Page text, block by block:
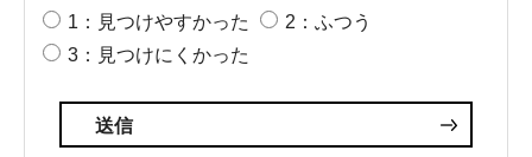
1：見つけやすかった
2：ふつう
3：見つけにくかった